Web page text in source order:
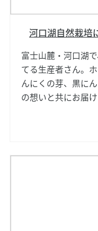
河口湖自然栽培
富士山麓・河口湖
てる生産者さん。
んにくの芽、黒に
の想いと共にお届け